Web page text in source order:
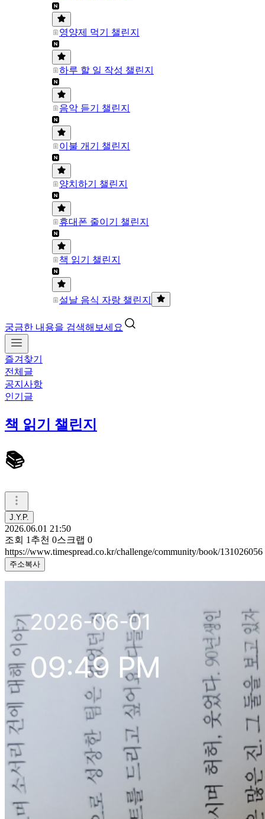
영양제 먹기 챌린지
하루 할 일 작성 챌린지
음악 듣기 챌린지
이불 개기 챌린지
양치하기 챌린지
휴대폰 줄이기 챌린지
책 읽기 챌린지
설날 음식 자랑 챌린지
궁금한 내용을 검색해보세요
즐겨찾기
전체글
공지사항
인기글
책 읽기 챌린지
📚
J.Y.P.
2026.06.01 21:50
조회 1 추천 0스크랩 0
https://www.timespread.co.kr/challenge/community/book/131026056
주소복사